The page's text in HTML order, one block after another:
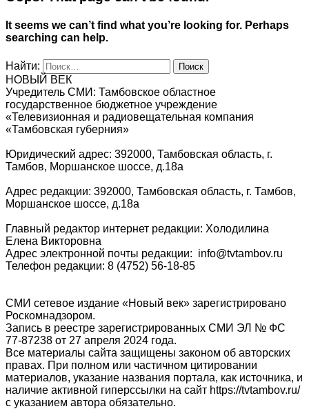
It seems we can’t find what you’re looking for. Perhaps
searching can help.
Найти:
НОВЫЙ ВЕК
Учредитель СМИ: Тамбовское областное
государственное бюджетное учреждение
«Телевизионная и радиовещательная компания
«Тамбовская губерния»
Юридический адрес: 392000, Тамбовская область, г.
Тамбов, Моршанское шоссе, д.18а
Адрес редакции: 392000, Тамбовская область, г. Тамбов,
Моршанское шоссе, д.18а
Главный редактор интернет редакции: Холодилина
Елена Викторовна
Адрес электронной почты редакции: info@tvtambov.ru
Телефон редакции: 8 (4752) 56-18-85
СМИ сетевое издание «Новый век» зарегистрировано
Роскомнадзором.
Запись в реестре зарегистрированных СМИ ЭЛ № ФС
77-87238 от 27 апреля 2024 года.
Все материалы сайта защищены законом об авторских
правах. При полном или частичном цитировании
материалов, указание названия портала, как источника, и
наличие активной гиперссылки на сайт https://tvtambov.ru/
с указанием автора обязательно.